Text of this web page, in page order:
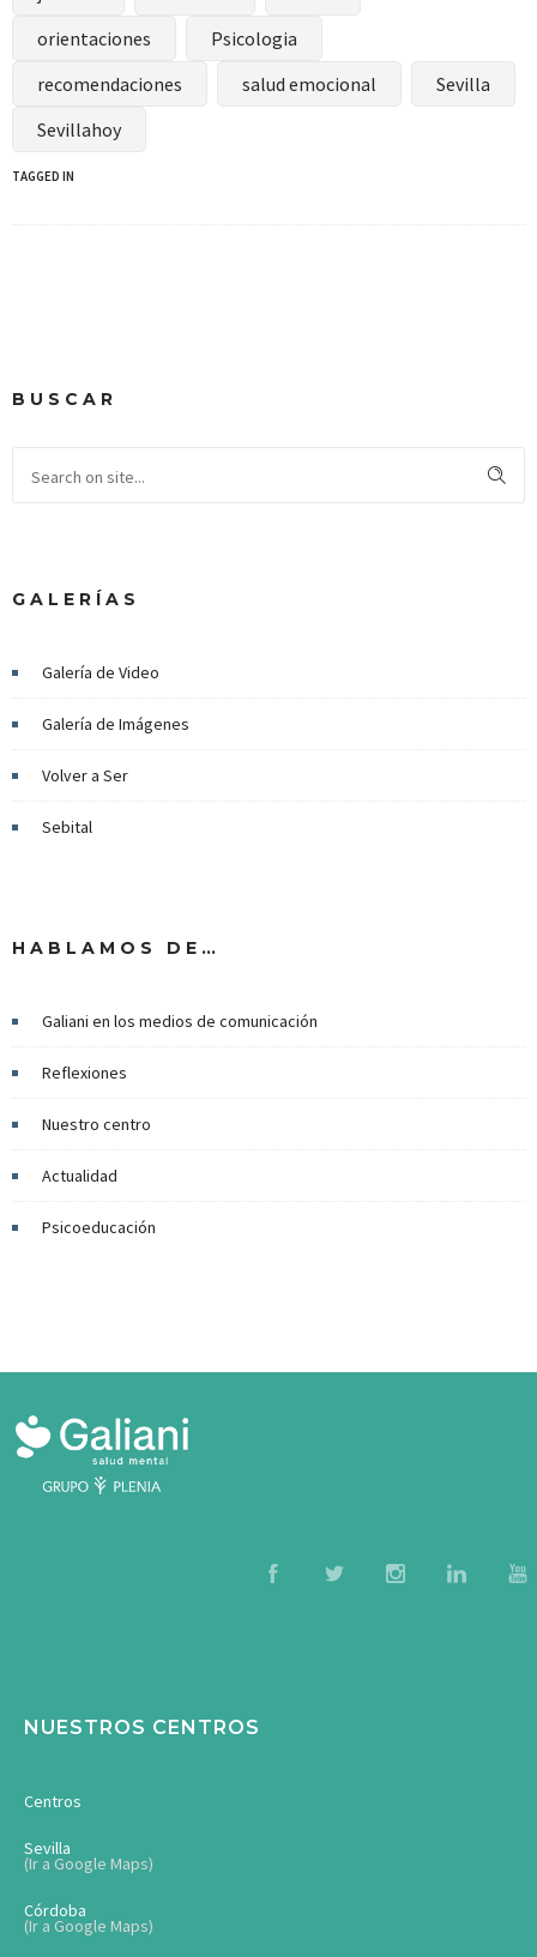
orientaciones
Psicologia
recomendaciones
salud emocional
Sevilla
Sevillahoy
TAGGED IN
BUSCAR
GALERÍAS
Galería de Video
Galería de Imágenes
Volver a Ser
Sebital
HABLAMOS DE…
Galiani en los medios de comunicación
Reflexiones
Nuestro centro
Actualidad
Psicoeducación
NUESTROS CENTROS
Centros
Sevilla
(Ir a Google Maps)
Córdoba
(Ir a Google Maps)